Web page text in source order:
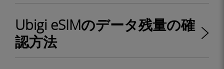
Ubigi eSIMのデータ残量の確
認方法